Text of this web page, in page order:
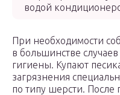
водой
При необходимости
в большинстве
гигиены. Купают
загрязнения
по типу шерсти. После